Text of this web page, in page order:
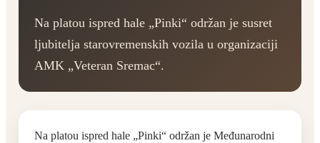
Na platou ispred hale „Pinki“ održan je susret
ljubitelja starovremenskih vozila u organizaciji
AMK „Veteran Sremac“.
Na platou ispred hale „Pinki“ održan je Međunarodni